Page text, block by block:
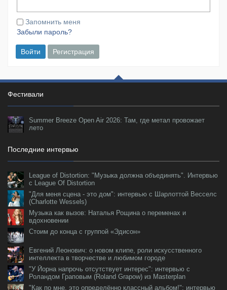
Запомнить меня
Забыли пароль?
Войти Регистрация
Фестивали
Summer Breeze Open Air 2026: Там, где метал провожает
лето
Последние интервью
League of Distortion: "Музыка должна объединять". Интервью
с League Of Distortion
"Для меня сцена - это дом": интервью с Шарлоттой Весселс
(Charlotte Wessels)
Музыка как вызов: Наталья Рощина о переменах и
вдохновении
Стоим до конца с группой «Эдисон»
Евгений Леонович: о новом клипе, роли искусственного
интеллекта в творчестве и любимом городе
"У Йорна напрочь отсутствует интерес": интервью с
Роландом Граповым (Roland Grapow) из Masterplan
"Как по мне, это определённо классный альбом!": интервью